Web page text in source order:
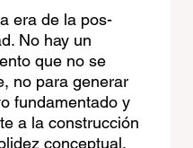
era de la pos-
No hay un
que no se
no para generar
fundamentado y
a la construcción
conceptual,